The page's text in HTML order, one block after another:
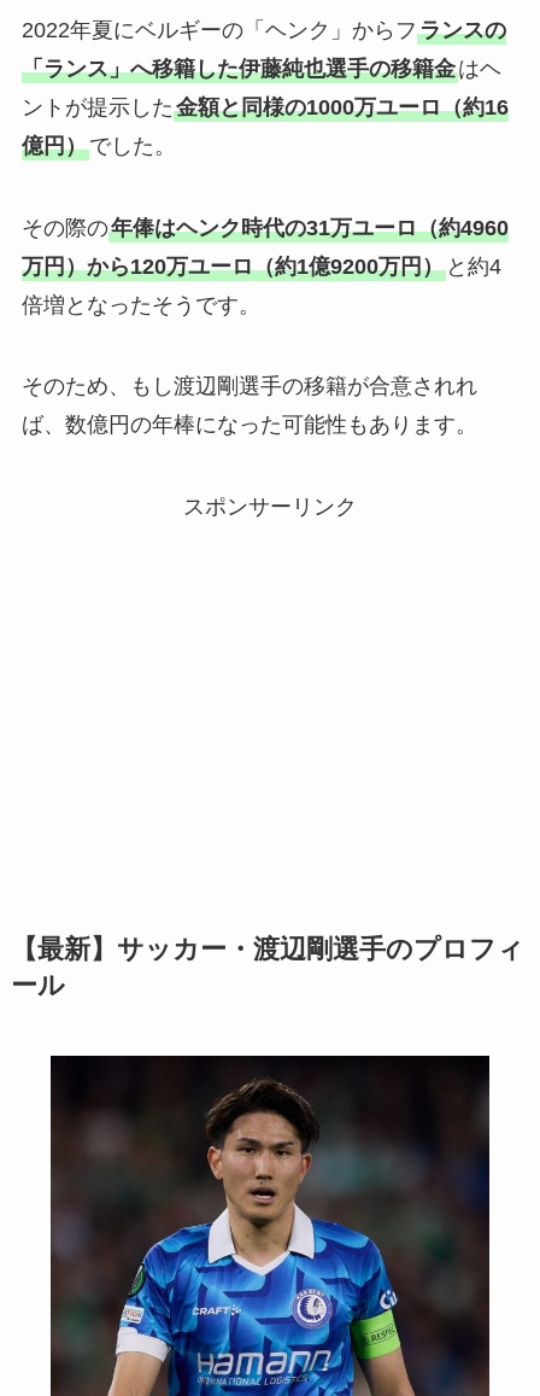
2022年夏にベルギーの「ヘンク」からフランスの
「ランス」へ移籍した伊藤純也選手の移籍金はヘ
ントが提示した金額と同様の1000万ユーロ（約16
億円）でした。
その際の年俸はヘンク時代の31万ユーロ（約4960
万円）から120万ユーロ（約1億9200万円）と約4
倍増となったそうです。
そのため、もし渡辺剛選手の移籍が合意されれ
ば、数億円の年棒になった可能性もあります。
スポンサーリンク
【最新】サッカー・渡辺剛選手のプロフィ
ール